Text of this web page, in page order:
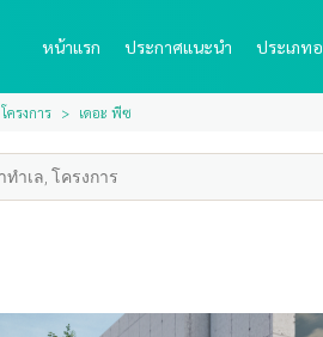
หน้าแรก ประกาศแนะนำ ประเภท
โครงการ เดอะ พีซ